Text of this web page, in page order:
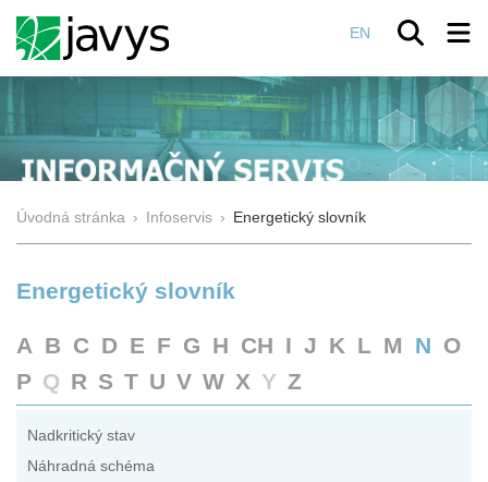
EN
Úvodná stránka › Infoservis › Energetický slovník
Energetický slovník
A B C D E F G H CH I J K L M N O
P Q R S T U V W X Y Z
Nadkritický stav
Náhradná schéma